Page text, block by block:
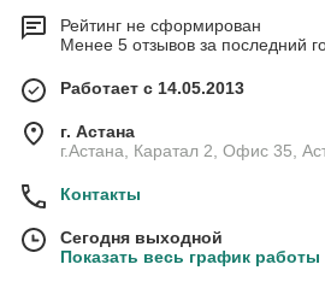
Рейтинг не сформирован
Менее 5 отзывов за последний
Работает с 14.05.2013
г. Астана
г.Астана, Каратал 2, Офис 35,
Контакты
Сегодня выходной
Показать весь график работы